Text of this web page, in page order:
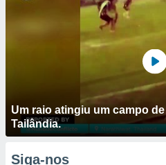
Um raio atingiu um campo
Tailândia.
Siga-nos